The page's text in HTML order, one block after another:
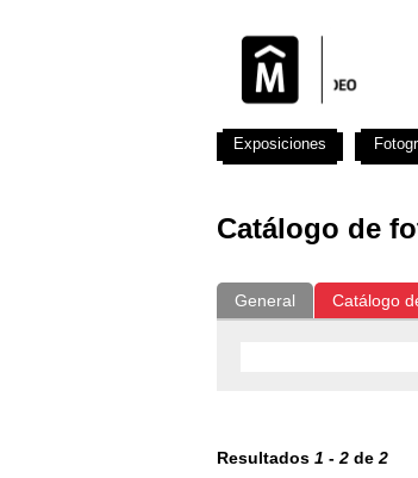
Catálogo de
General Catálogo
Resultados 1 - 2 de 2
Exposiciones